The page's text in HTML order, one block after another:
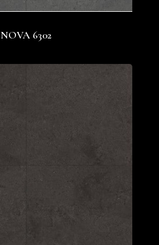
NOVA 6302